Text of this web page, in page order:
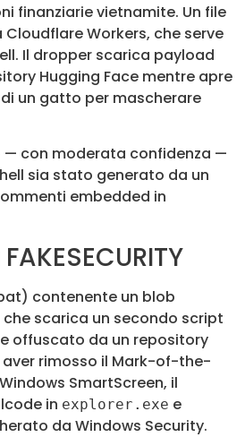
finanziarie vietnamite. Un file
Cloudflare Workers, che serve
Il dropper scarica payload
Hugging Face mentre apre
un gatto per mascherare
— con moderata confidenza —
sia stato generato da un
embedded in
contenente un blob
che scarica un secondo script
offuscato da un repository
aver rimosso il Mark-of-the-
SmartScreen, il
in explorer.exe e
da Windows Security.